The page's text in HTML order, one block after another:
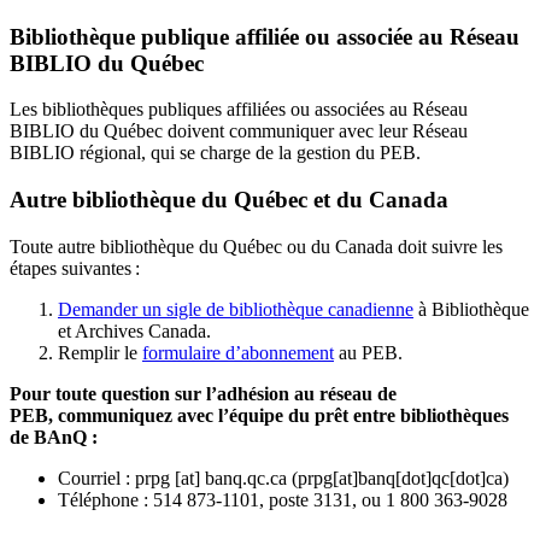
Bibliothèque publique affiliée ou associée au Réseau
BIBLIO du Québec
Les bibliothèques publiques affiliées ou associées au Réseau
BIBLIO du Québec doivent communiquer avec leur Réseau
BIBLIO régional, qui se charge de la gestion du PEB.
Autre bibliothèque du Québec et du Canada
Toute autre bibliothèque du Québec ou du Canada doit suivre les
étapes suivantes :
Demander un sigle de bibliothèque canadienne à Bibliothèque
et Archives Canada.
Remplir le formulaire d’abonnement au PEB.
Pour toute question sur l’adhésion au réseau de
PEB, communiquez avec l’équipe du prêt entre bibliothèques
de BAnQ :
Courriel : prpg [at] banq.qc.ca (prpg[at]banq[dot]qc[dot]ca)
Téléphone : 514 873-1101, poste 3131, ou 1 800 363-9028